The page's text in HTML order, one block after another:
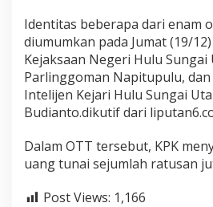
Identitas beberapa dari enam
diumumkan pada Jumat (19/
Kejaksaan Negeri Hulu
Parlinggoman Napitupulu, dan
Intelijen Kejari Hulu Sungai
Budianto.dikutif dari
Dalam OTT tersebut, KPK
uang tunai sejumlah ratusan
Post Views: 1,166